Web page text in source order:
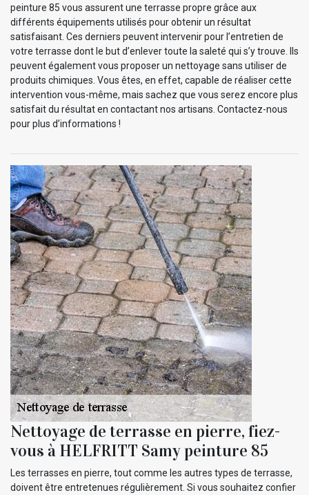
peinture 85 vous assurent une terrasse propre grâce aux
différents équipements utilisés pour obtenir un résultat
satisfaisant. Ces derniers peuvent intervenir pour l’entretien de
votre terrasse dont le but d’enlever toute la saleté qui s’y trouve. Ils
peuvent également vous proposer un nettoyage sans utiliser de
produits chimiques. Vous êtes, en effet, capable de réaliser cette
intervention vous-même, mais sachez que vous serez encore plus
satisfait du résultat en contactant nos artisans. Contactez-nous
pour plus d’informations !
Nettoyage de terrasse en pierre, fiez-
vous à HELFRITT Samy peinture 85
Les terrasses en pierre, tout comme les autres types de terrasse,
doivent être entretenues régulièrement. Si vous souhaitez confier